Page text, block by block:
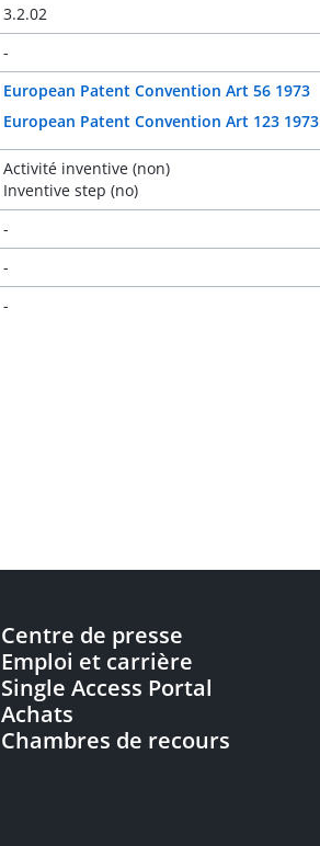
3.2.02
-
European Patent Convention Art 56 1973
European Patent Convention Art 123 1973
Activité inventive (non)
Inventive step (no)
-
-
-
Centre de presse
Emploi et carrière
Single Access Portal
Achats
Chambres de recours